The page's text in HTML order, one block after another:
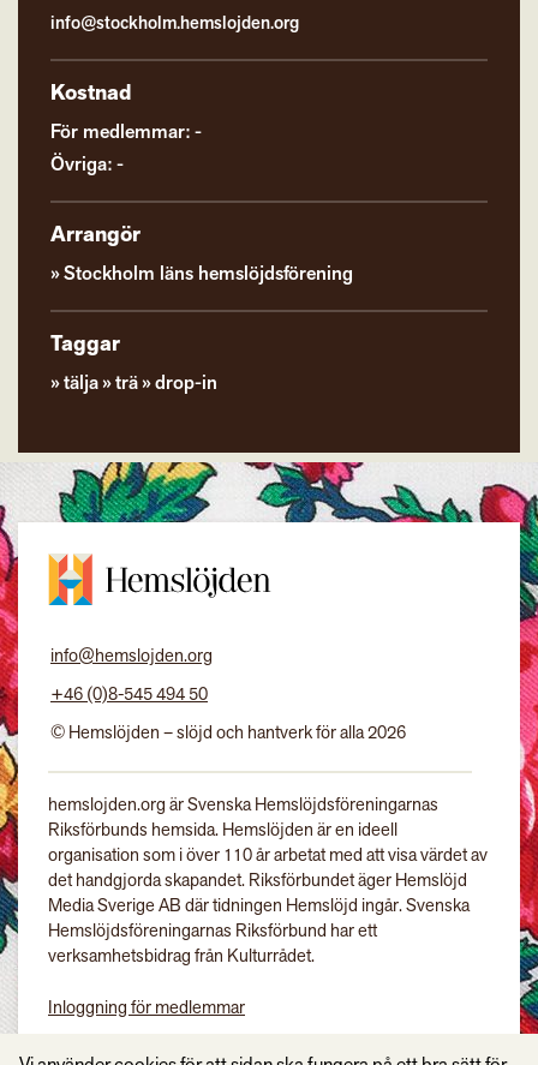
info@stockholm.hemslojden.org
Kostnad
För medlemmar: -
Övriga: -
Arrangör
Stockholm läns hemslöjdsförening
Taggar
tälja trä drop-in
info@hemslojden.org
+46 (0)8-545 494 50
© Hemslöjden – slöjd och hantverk för alla 2026
hemslojden.org är Svenska Hemslöjdsföreningarnas
Riksförbunds hemsida. Hemslöjden är en ideell
organisation som i över 110 år arbetat med att visa värdet av
det handgjorda skapandet. Riksförbundet äger Hemslöjd
Media Sverige AB där tidningen Hemslöjd ingår. Svenska
Hemslöjdsföreningarnas Riksförbund har ett
verksamhetsbidrag från Kulturrådet.
Inloggning för medlemmar